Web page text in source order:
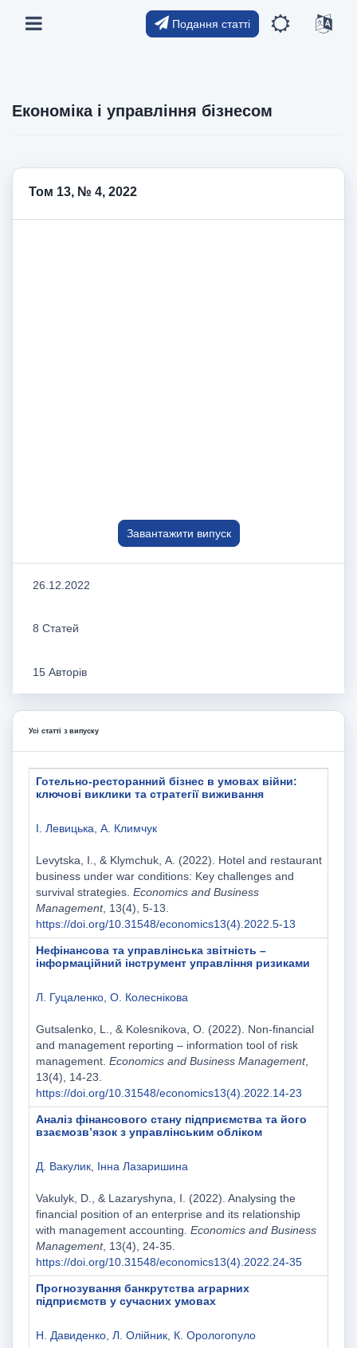
Подання статті
Економіка і управління бізнесом
Том 13, № 4, 2022
Завантажити випуск
26.12.2022
8 Статей
15 Авторів
Усі статті з випуску
Готельно-ресторанний бізнес в умовах війни:
ключові виклики та стратегії виживання
І. Левицька А. Климчук
Levytska, I., & Klymchuk, А. (2022). Hotel and restaurant
business under war сonditions: Key challenges and
survival strategies. Economics and Business
Management, 13(4), 5-13.
https://doi.org/10.31548/economics13(4).2022.5-13
Нефінансова та управлінська звітність –
інформаційний інструмент управління ризиками
Л. Гуцаленко, О. Колеснікова
Gutsalenko, L., & Kolesnikova, O. (2022). Non-financial
and management reporting – information tool of risk
management. Economics and Business Management,
13(4), 14-23.
https://doi.org/10.31548/economics13(4).2022.14-23
Аналіз фінансового стану підприємства та його
взаємозв’язок з управлінським обліком
Д. Вакулик, Інна Лазаришина
Vakulyk, D., & Lazaryshyna, I. (2022). Analysing the
financial position of an enterprise and its relationship
with management accounting. Economics and Business
Management, 13(4), 24-35.
https://doi.org/10.31548/economics13(4).2022.24-35
Прогнозування банкрутства аграрних
підприємств у сучасних умовах
Н. Давиденко, Л. Олійник, К. Орологопуло